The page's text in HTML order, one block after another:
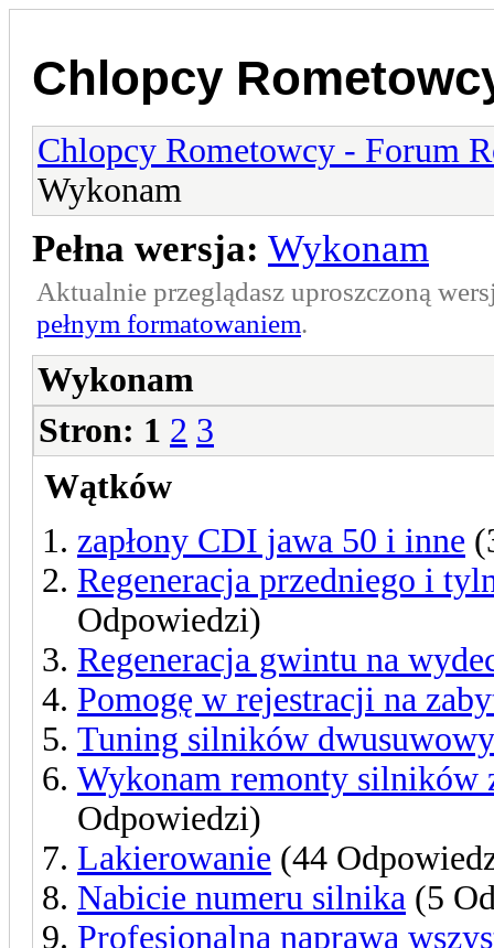
Chlopcy
Chlopcy Rometowcy - Forum
Wykonam
Pełna wersja: Wykonam
Aktualnie przeglądasz uproszczoną
pełnym formatowaniem.
Wykonam
Stron: 1 2 3
Wątków
zapłony CDI jawa 50 i inne
Regeneracja przedniego i
Odpowiedzi)
Regeneracja gwintu na
Pomogę w rejestracji na
Tuning silników
Wykonam remonty silników
Odpowiedzi)
Lakierowanie (44
Nabicie numeru silnika (5
Profesjonalna naprawa